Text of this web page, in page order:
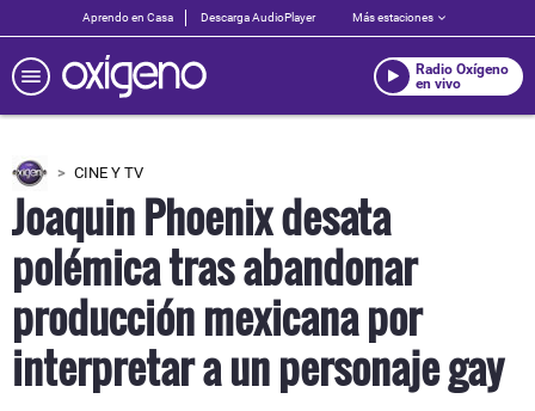
Aprendo en Casa Descarga AudioPlayer Más estaciones
Radio Oxígeno
en vivo
CINE Y TV
Joaquin Phoenix desata
polémica tras abandonar
producción mexicana por
interpretar a un personaje gay